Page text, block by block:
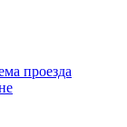
проезда